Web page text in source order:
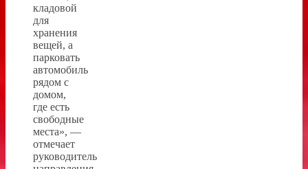
кладовой
для
хранения
вещей, а
парковать
автомобиль
рядом с
домом,
где есть
свободные
места», —
отмечает
руководитель